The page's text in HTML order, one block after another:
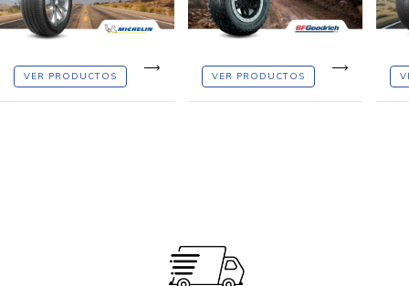
VER PRODUCTOS VER PRODUCTOS